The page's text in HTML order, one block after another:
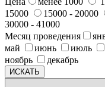
15000
15000 - 20000
30000 - 41000
Месяц проведения
май
июнь июль
ноябрь
декабрь